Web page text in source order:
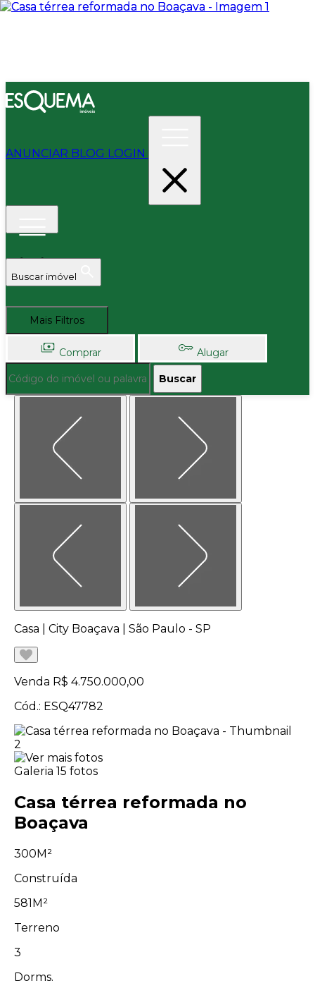
ANUNCIAR BLOG LOGIN
Buscar imóvel
Mais Filtros
Comprar Alugar
Buscar
Casa | City Boaçava | São Paulo - SP
Venda R$ 4.750.000,00
Cód.: ESQ47782
Galeria 15 fotos
Casa térrea reformada no
Boaçava
300M²
Construída
581M²
Terreno
3
Dorms.